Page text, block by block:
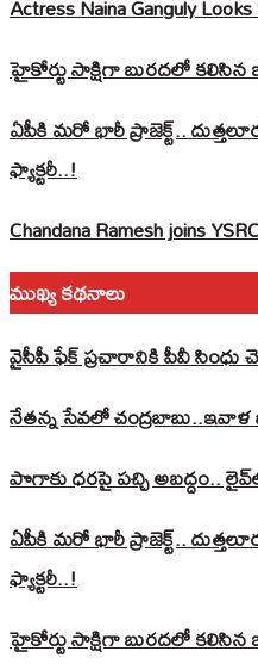
Actress Naina
హైకోర్టు సాక్షిగా బురదలో కలిసిన
ఏపీకి మరో భారీ ప్రాజెక్ట్..
ఫ్యాక్టరీ..!
Chandana Ramesh joins
ముఖ్య కథనాలు
వైసీపీ ఫేక్ ప్రచారానికి పీవీ సింధు
నేతన్న సేవలో చంద్రబాబు..ఇవాళ
పొగాకు ధరపై పచ్చి అబద్దం..
ఏపీకి మరో భారీ ప్రాజెక్ట్..
ఫ్యాక్టరీ..!
హైకోర్టు సాక్షిగా బురదలో కలిసిన